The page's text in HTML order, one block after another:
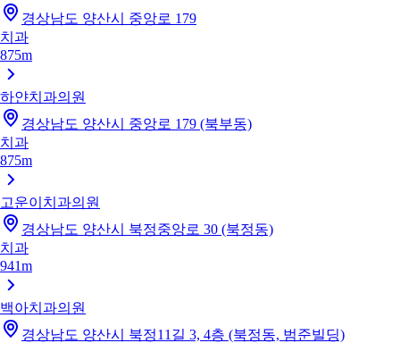
경상남도 양산시 중앙로 179
치과
875m
하얀치과의원
경상남도 양산시 중앙로 179 (북부동)
치과
875m
고운이치과의원
경상남도 양산시 북정중앙로 30 (북정동)
치과
941m
백아치과의원
경상남도 양산시 북정11길 3, 4층 (북정동, 범준빌딩)